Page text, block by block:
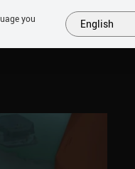
COLECCIONES TOP
you
English